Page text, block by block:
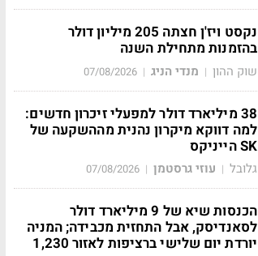
נקסט ויז'ן חצתה 205 מיליון דולר
בהזמנות מתחילת השנה
שוק ההון | מנדי הניג |
07/08/2026
38 מיליארד דולר למפעלי זיכרון חדשים:
למה דווקא מיקרון נהנית מההשקעה של
SK הייניקס
גלובל | עוזי גרסטמן |
07/08/2026
הכנסות שיא של 9 מיליארד דולר
לסאנדיסק, אבל התחזית מכבידה; המניה
יורדת יום שלישי ברציפות לאזור 1,230